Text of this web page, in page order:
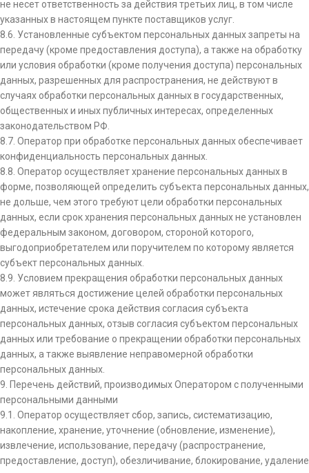
не несет ответственность за действия третьих лиц, в том числе
указанных в настоящем пункте поставщиков услуг.
8.6. Установленные субъектом персональных данных запреты на
передачу (кроме предоставления доступа), а также на обработку
или условия обработки (кроме получения доступа) персональных
данных, разрешенных для распространения, не действуют в
случаях обработки персональных данных в государственных,
общественных и иных публичных интересах, определенных
законодательством РФ.
8.7. Оператор при обработке персональных данных обеспечивает
конфиденциальность персональных данных.
8.8. Оператор осуществляет хранение персональных данных в
форме, позволяющей определить субъекта персональных данных,
не дольше, чем этого требуют цели обработки персональных
данных, если срок хранения персональных данных не установлен
федеральным законом, договором, стороной которого,
выгодоприобретателем или поручителем по которому является
субъект персональных данных.
8.9. Условием прекращения обработки персональных данных
может являться достижение целей обработки персональных
данных, истечение срока действия согласия субъекта
персональных данных, отзыв согласия субъектом персональных
данных или требование о прекращении обработки персональных
данных, а также выявление неправомерной обработки
персональных данных.
9. Перечень действий, производимых Оператором с полученными
персональными данными
9.1. Оператор осуществляет сбор, запись, систематизацию,
накопление, хранение, уточнение (обновление, изменение),
извлечение, использование, передачу (распространение,
предоставление, доступ), обезличивание, блокирование, удаление